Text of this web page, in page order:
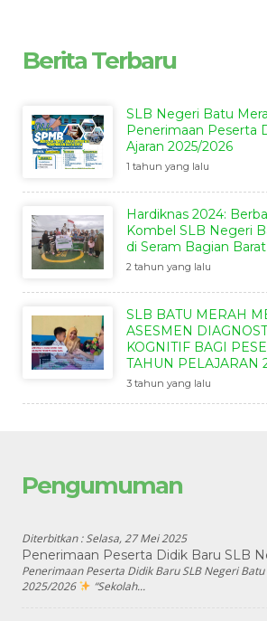
Berita Terbaru
SLB Negeri Batu
Penerimaan Peserta
Ajaran 2025/2026
1 tahun yang lalu
Hardiknas 2024:
Kombel SLB Negeri
di Seram Bagian Barat
2 tahun yang lalu
SLB BATU MERAH
ASESMEN
KOGNITIF BAGI
TAHUN PELAJARAN
3 tahun yang lalu
Pengumuman
Diterbitkan :Selasa, 27 Mei 2025
Penerimaan Peserta Didik Baru SLB
Penerimaan Peserta Didik Baru SLB Negeri
2025/2026
“Sekolah...